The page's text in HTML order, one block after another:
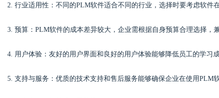
2. 行业适用性：不同的PLM软件适合不同的行业，选择时要考虑软件
3. 预算：PLM软件的成本差异较大，企业需根据自身预算合理选择，
4. 用户体验：友好的用户界面和良好的用户体验能够降低员工的学习
5. 支持与服务：优质的技术支持和售后服务能够确保企业在使用PLM